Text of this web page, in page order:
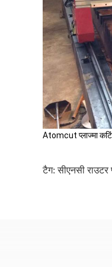
Atomcut प्लाज्मा
टैग:सीएनसी राउटर